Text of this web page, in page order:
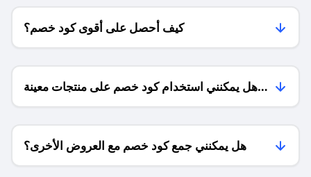
كيف أحصل على أقوى كود خصم؟
هل يمكنني استخدام كود خصم على منتجات معينة
فقط؟
هل يمكنني جمع كود خصم مع العروض الأخرى؟